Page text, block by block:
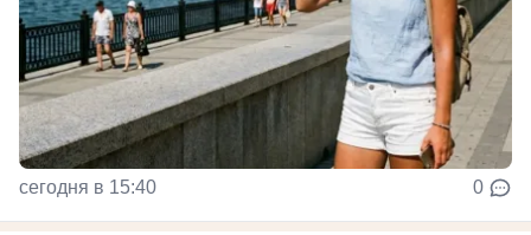
сегодня в 15:40 0